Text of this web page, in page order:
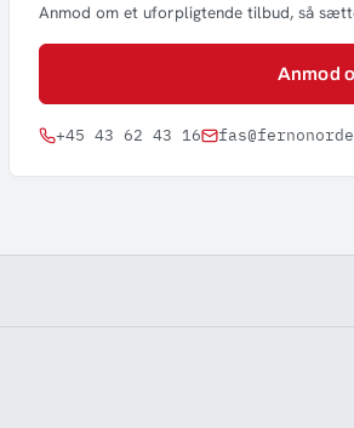
Anmod om et uforpligtende tilbud, så
Anmod
+45 43 62 43 16